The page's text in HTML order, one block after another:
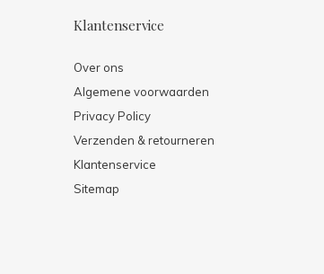
Klantenservice
Over ons
Algemene voorwaarden
Privacy Policy
Verzenden & retourneren
Klantenservice
Sitemap